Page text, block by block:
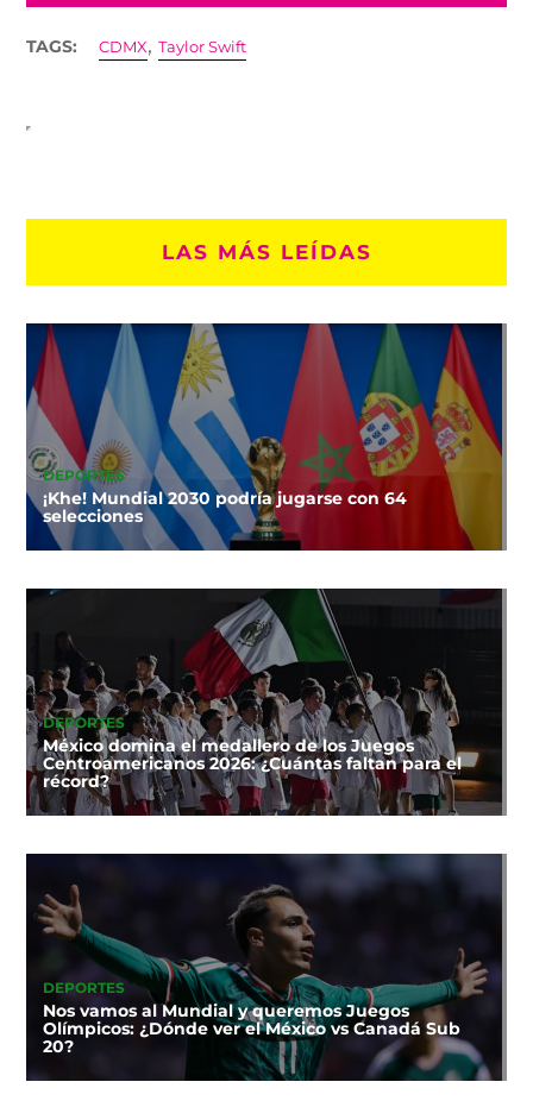
TAGS: CDMX,Taylor Swift
LAS MÁS LEÍDAS
DEPORTES
¡Khe! Mundial 2030 podría jugarse con 64
selecciones
DEPORTES
México domina el medallero de los Juegos
Centroamericanos 2026: ¿Cuántas faltan para el
récord?
DEPORTES
Nos vamos al Mundial y queremos Juegos
Olímpicos: ¿Dónde ver el México vs Canadá Sub
20?